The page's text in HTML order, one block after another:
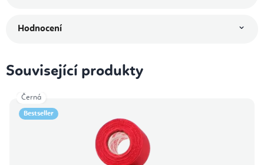
Hodnocení
Související produkty
Bestseller
Černá